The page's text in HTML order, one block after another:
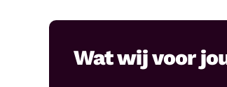
Wat wij voor